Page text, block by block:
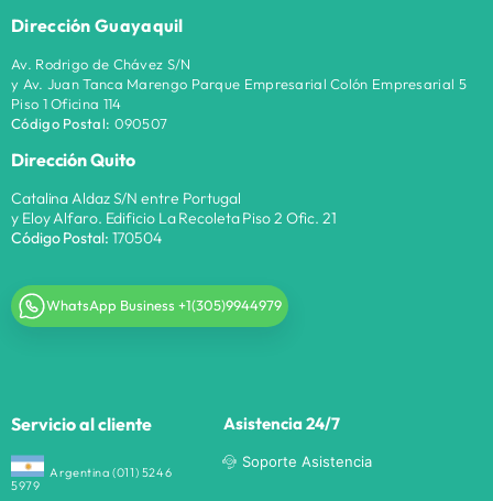
Dirección Guayaquil
Av. Rodrigo de Chávez S/N
y Av. Juan Tanca Marengo Parque Empresarial Colón Empresarial 5
Piso 1 Oficina 114
Código Postal: 090507
Dirección Quito
Catalina Aldaz S/N entre Portugal
y Eloy Alfaro. Edificio La Recoleta Piso 2 Ofic. 21
Código Postal: 170504
WhatsApp Business +1(305)9944979
Servicio al cliente
Argentina (011) 5246
5979
Asistencia 24/7
Soporte Asistencia